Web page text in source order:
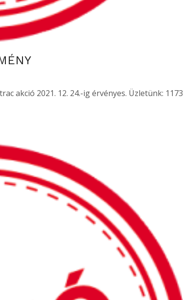
akció 2021. 12. 24.-ig érvényes. Üzletünk: 1173